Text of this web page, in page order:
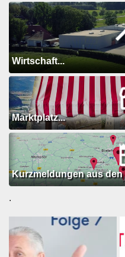
Wirtschaft...
Marktplatz...
Kurzmeldungen aus den
.